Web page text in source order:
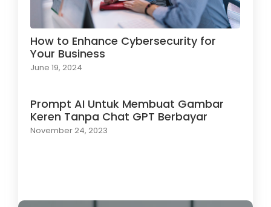
How to Enhance Cybersecurity for
Your Business
June 19, 2024
Prompt AI Untuk Membuat Gambar
Keren Tanpa Chat GPT Berbayar
November 24, 2023